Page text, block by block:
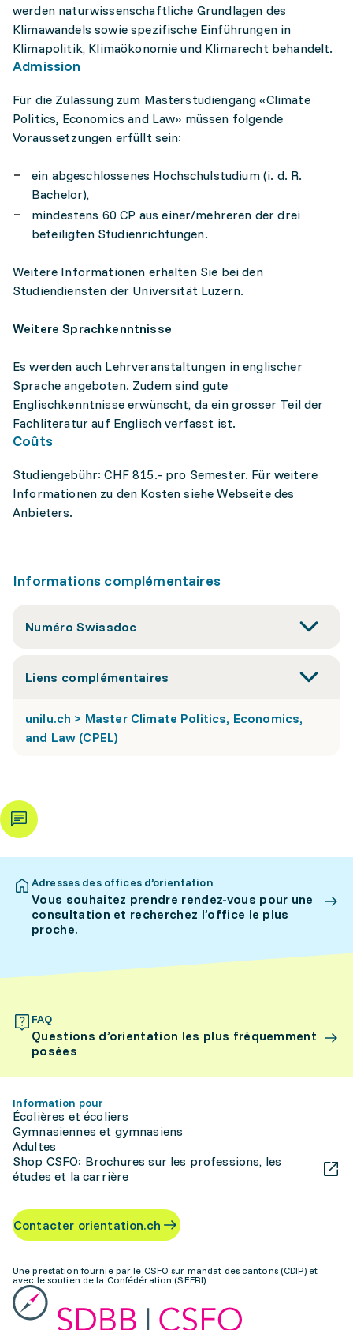
werden naturwissenschaftliche Grundlagen des
Klimawandels sowie spezifische Einführungen in
Klimapolitik, Klimaökonomie und Klimarecht behandelt.
Admission
Für die Zulassung zum Masterstudiengang «Climate
Politics, Economics and Law» müssen folgende
Voraussetzungen erfüllt sein:
ein abgeschlossenes Hochschulstudium (i. d. R.
Bachelor),
mindestens 60 CP aus einer/mehreren der drei
beteiligten Studienrichtungen.
Weitere Informationen erhalten Sie bei den
Studiendiensten der Universität Luzern.
Weitere Sprachkenntnisse
Es werden auch Lehrveranstaltungen in englischer
Sprache angeboten. Zudem sind gute
Englischkenntnisse erwünscht, da ein grosser Teil der
Fachliteratur auf Englisch verfasst ist.
Coûts
Studiengebühr: CHF 815.- pro Semester. Für weitere
Informationen zu den Kosten siehe Webseite des
Anbieters.
Informations complémentaires
Numéro Swissdoc
Liens complémentaires
unilu.ch > Master Climate Politics, Economics,
and Law (CPEL)
Adresses des offices d’orientation
Vous souhaitez prendre rendez-vous pour une
consultation et recherchez l’office le plus
proche.
FAQ
Questions d’orientation les plus fréquemment
posées
Information pour
Écolières et écoliers
Gymnasiennes et gymnasiens
Adultes
Shop CSFO: Brochures sur les professions, les
études et la carrière
Contacter orientation.ch
Une prestation fournie par le CSFO sur mandat des cantons (CDIP) et
avec le soutien de la Confédération (SEFRI)